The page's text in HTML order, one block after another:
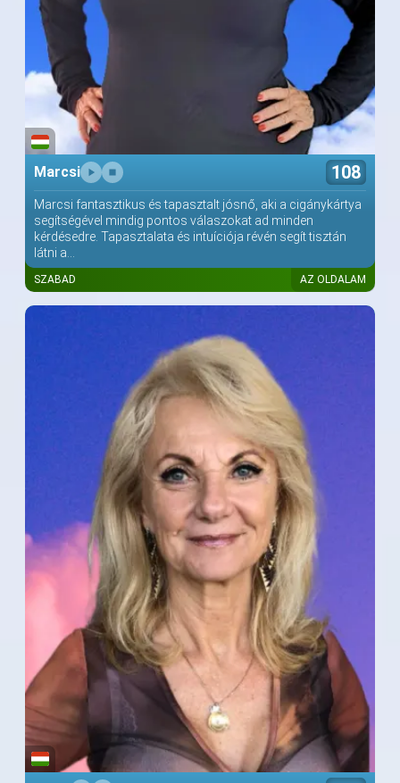
Marcsi 108
Marcsi fantasztikus és tapasztalt jósnő, aki a cigánykártya
segítségével mindig pontos válaszokat ad minden
kérdésedre. Tapasztalata és intuíciója révén segít tisztán
látni a...
SZABAD AZ OLDALAM